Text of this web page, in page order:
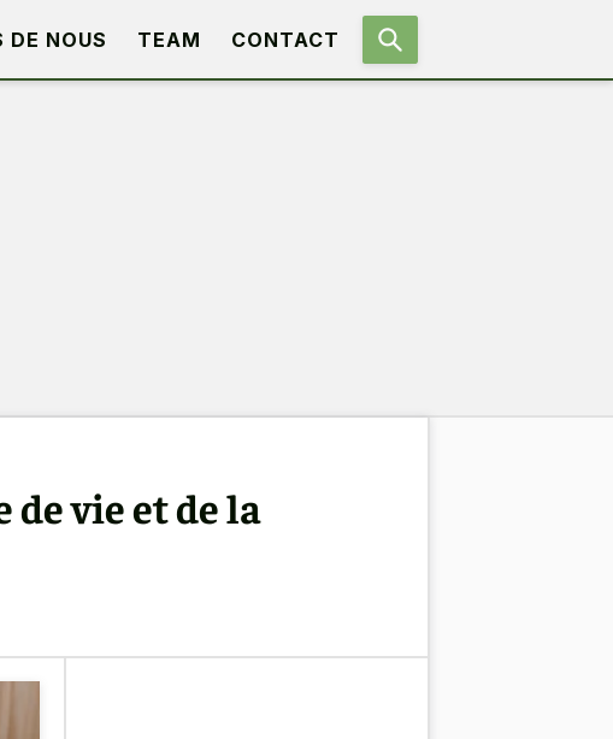
DE NOUS TEAM CONTACT
de vie et de la